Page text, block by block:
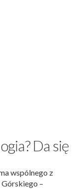
Da się
wspólnego z
–